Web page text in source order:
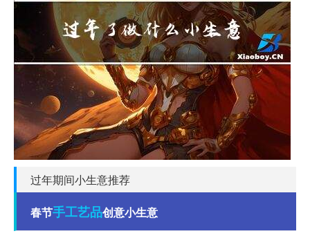
过年期间小生意推荐
春节手工艺品创意小生意